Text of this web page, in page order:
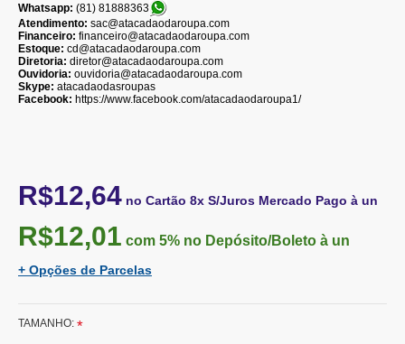
Whatsapp: (81) 81888363
Atendimento: sac@atacadaodaroupa.com
Financeiro: financeiro@atacadaodaroupa.com
Estoque: cd@atacadaodaroupa.com
Diretoria: diretor@atacadaodaroupa.com
Ouvidoria: ouvidoria@atacadaodaroupa.com
Skype: atacadaodasroupas
Facebook: https://www.facebook.com/atacadaodaroupa1/
R$12,64 no Cartão 8x S/Juros Mercado Pago à un
R$12,01 com 5% no Depósito/Boleto à un
+ Opções de Parcelas
TAMANHO: